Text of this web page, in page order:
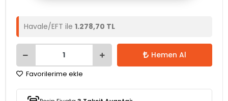
Havale/EFT ile 1.278,70 TL
Hemen Al
Favorilerime ekle